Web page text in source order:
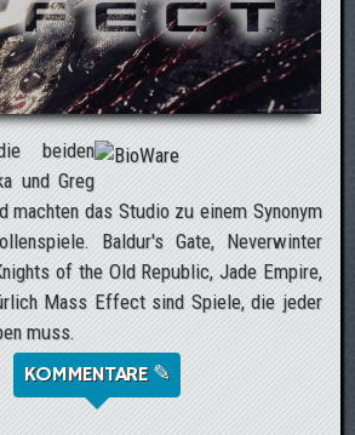
beiden
und Greg
machten das Studio zu einem Synonym
Baldur's Gate, Neverwinter
of the Old Republic, Jade Empire,
Mass Effect sind Spiele, die jeder
muss.
RAY MUZYKA UND GREG ZESCHUK
BIOWARE
KOMMENTARE ✎